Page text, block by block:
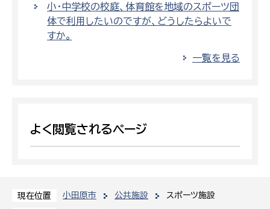
現在位置 小田原市 公共施設 スポーツ施設
小・中学校の校庭、体育館を地域のスポーツ団
体で利用したいのですが、どうしたらよいで
すか。
一覧を見る
よく閲覧されるページ